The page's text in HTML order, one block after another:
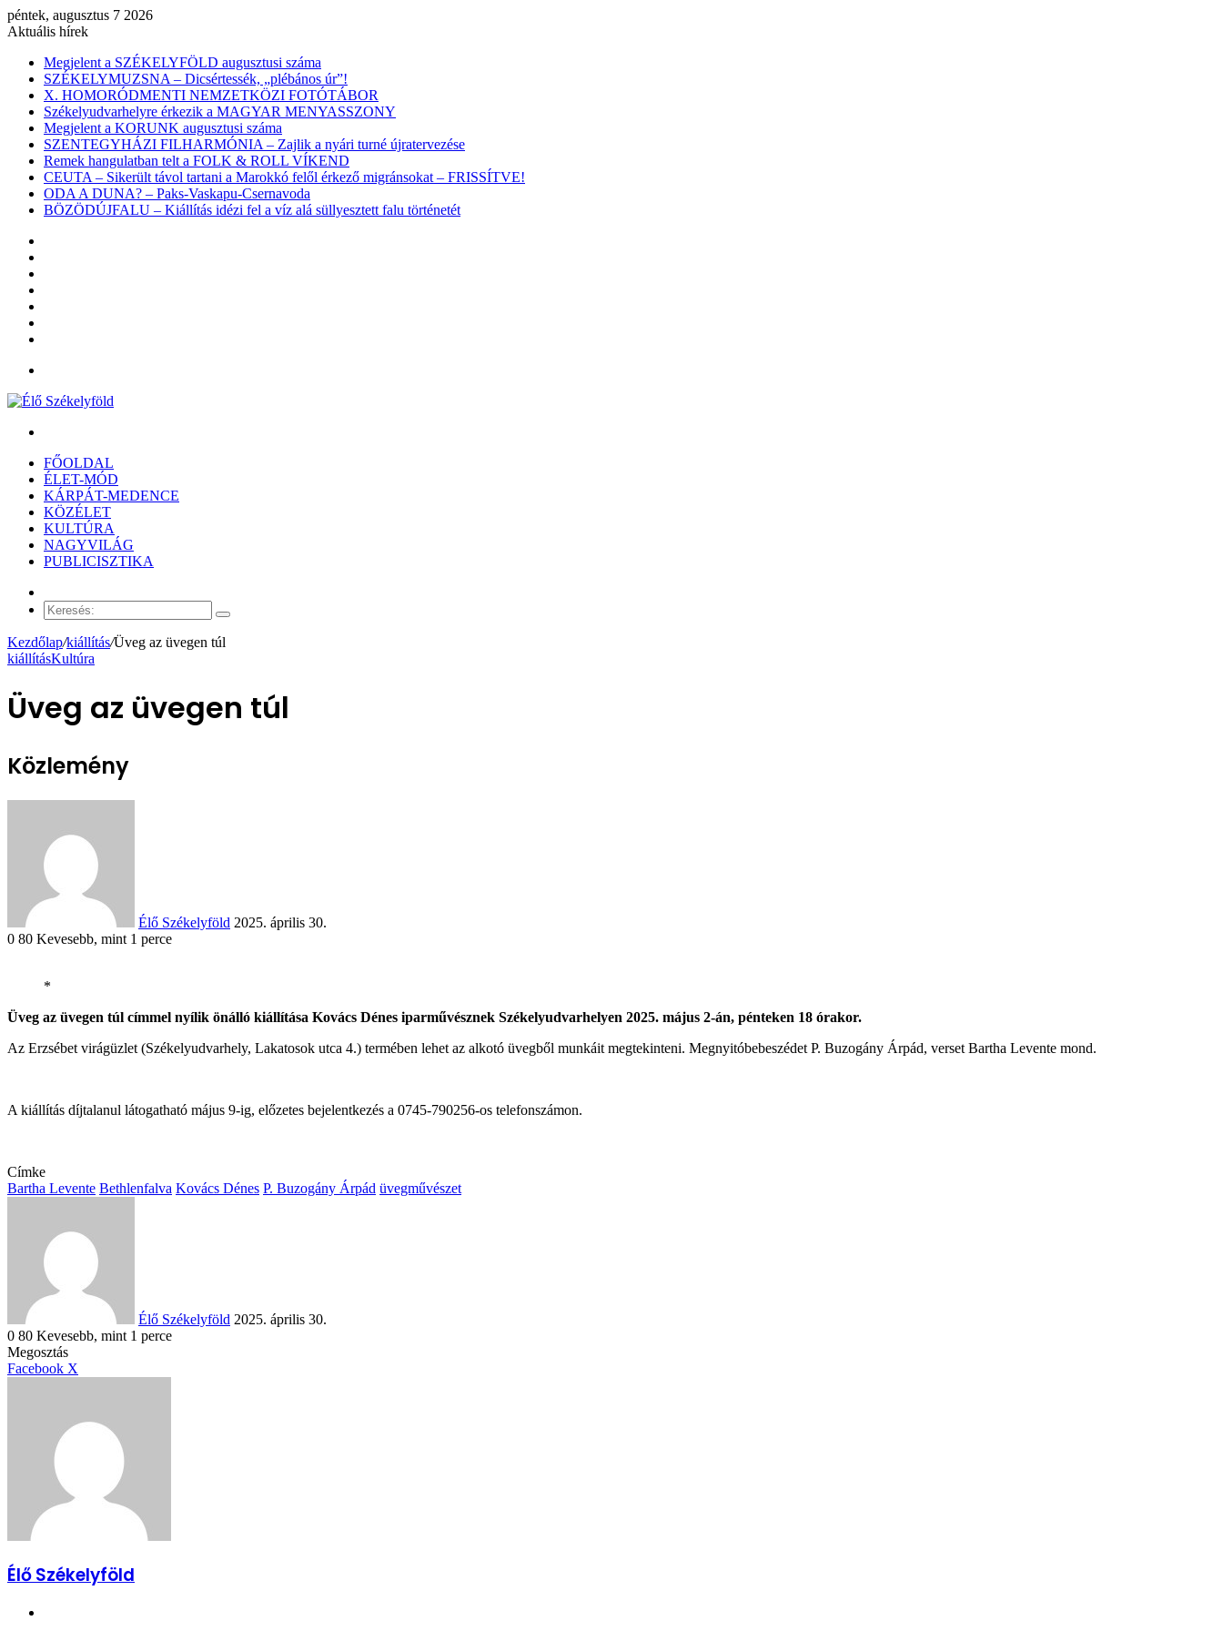
péntek, augusztus 7 2026
Aktuális hírek
Megjelent a SZÉKELYFÖLD augusztusi száma
SZÉKELYMUZSNA – Dicsértessék, „plébános úr”!
X. HOMORÓDMENTI NEMZETKÖZI FOTÓTÁBOR
Székelyudvarhelyre érkezik a MAGYAR MENYASSZONY
Megjelent a KORUNK augusztusi száma
SZENTEGYHÁZI FILHARMÓNIA – Zajlik a nyári turné újratervezése
Remek hangulatban telt a FOLK & ROLL VÍKEND
CEUTA – Sikerült távol tartani a Marokkó felől érkező migránsokat – FRISSÍTVE!
ODA A DUNA? – Paks-Vaskapu-Csernavoda
BÖZÖDÚJFALU – Kiállítás idézi fel a víz alá süllyesztett falu történetét
FŐOLDAL
ÉLET-MÓD
KÁRPÁT-MEDENCE
KÖZÉLET
KULTÚRA
NAGYVILÁG
PUBLICISZTIKA
cikk
Keresés:
Kezdőlap/kiállítás/Üveg az üvegen túl
kiállításKultúra
Üveg az üvegen túl
Közlemény
Élő Székelyföld 2025. április 30.
0 80 Kevesebb, mint 1 perce
*
Facebook
X
Reddit
WhatsApp
Megosztás
ben
Nyomtatás
Üveg az üvegen túl címmel nyílik önálló kiállítása Kovács Dénes iparművésznek Székelyudvarhelyen 2025. május 2-án, pénteken 18 órakor.
Az Erzsébet virágüzlet (Székelyudvarhely, Lakatosok utca 4.) termében lehet az alkotó üvegből munkáit megtekinteni. Megnyitóbebeszédet P. Buzogány Árpád, verset Bartha Levente mond.
A kiállítás díjtalanul látogatható május 9-ig, előzetes bejelentkezés a 0745-790256-os telefonszámon.
Címke
Bartha Levente Bethlenfalva Kovács Dénes P. Buzogány Árpád üvegművészet
Élő Székelyföld 2025. április 30.
0 80 Kevesebb, mint 1 perce
Facebook
X
Reddit
WhatsApp
Megosztás
email-
Nyomtatás
Megosztás
Facebook X
Élő Székelyföld